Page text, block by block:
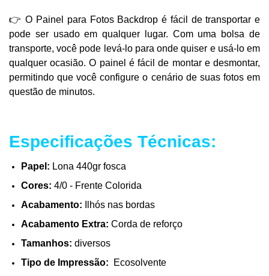
👉O Painel para Fotos Backdrop é fácil de transportar e
pode ser usado em qualquer lugar. Com uma bolsa de
transporte, você pode levá-lo para onde quiser e usá-lo em
qualquer ocasião. O painel é fácil de montar e desmontar,
permitindo que você configure o cenário de suas fotos em
questão de minutos.
Especificações Técnicas:
Papel: Lona 440gr fosca
Cores: 4/0 - Frente Colorida
Acabamento: Ilhós nas bordas
Acabamento Extra: Corda de reforço
Tamanhos: diversos
Tipo de Impressão: Ecosolvente